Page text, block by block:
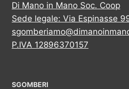
Di Mano in Mano Soc. Coop
Sede legale: Via Espinasse
P.IVA 12896370157
SGOMBERI